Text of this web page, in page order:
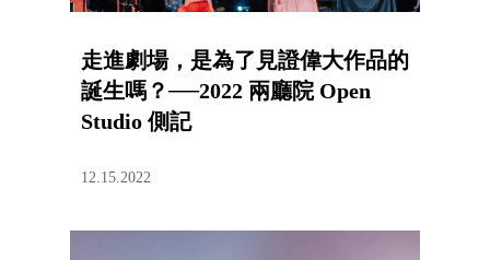
走進劇場，是為了見證偉大作品的
誕生嗎？──2022 兩廳院 Open
Studio 側記
12.15.2022